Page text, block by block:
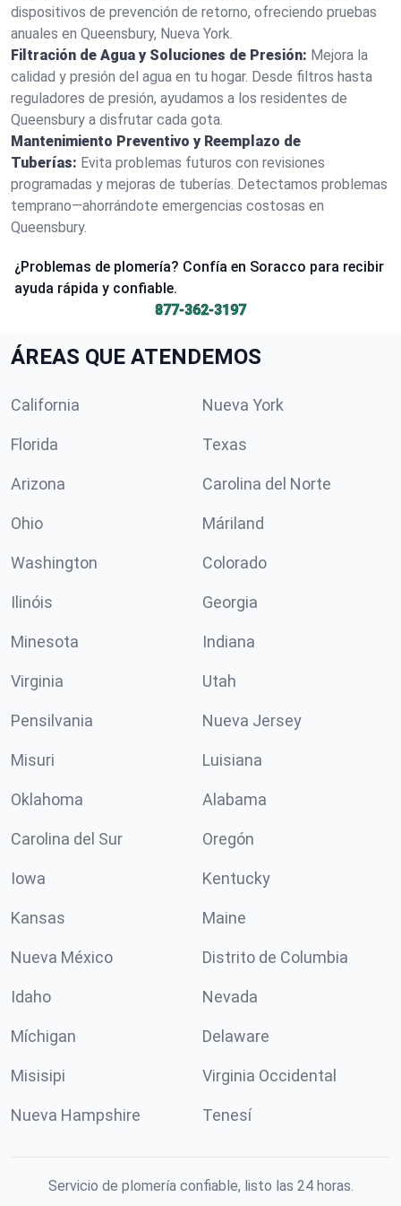
dispositivos de prevención de retorno, ofreciendo pruebas
anuales en Queensbury, Nueva York.
Filtración de Agua y Soluciones de Presión: Mejora la
calidad y presión del agua en tu hogar. Desde filtros hasta
reguladores de presión, ayudamos a los residentes de
Queensbury a disfrutar cada gota.
Mantenimiento Preventivo y Reemplazo de
Tuberías: Evita problemas futuros con revisiones
programadas y mejoras de tuberías. Detectamos problemas
temprano—ahorrándote emergencias costosas en
Queensbury.
¿Problemas de plomería? Confía en Soracco para recibir
ayuda rápida y confiable.
877-362-3197
ÁREAS QUE ATENDEMOS
California Nueva York
Florida Texas
Arizona Carolina del Norte
Ohio Máriland
Washington Colorado
Ilinóis Georgia
Minesota Indiana
Virginia Utah
Pensilvania Nueva Jersey
Misuri Luisiana
Oklahoma Alabama
Carolina del Sur Oregón
Iowa Kentucky
Kansas Maine
Nueva México Distrito de Columbia
Idaho Nevada
Míchigan Delaware
Misisipi Virginia Occidental
Nueva Hampshire Tenesí
Servicio de plomería confiable, listo las 24 horas.